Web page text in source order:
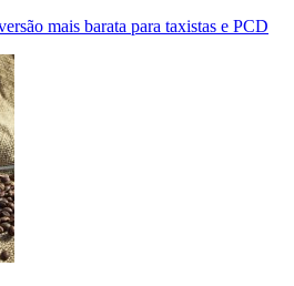
mais barata para taxistas e PCD